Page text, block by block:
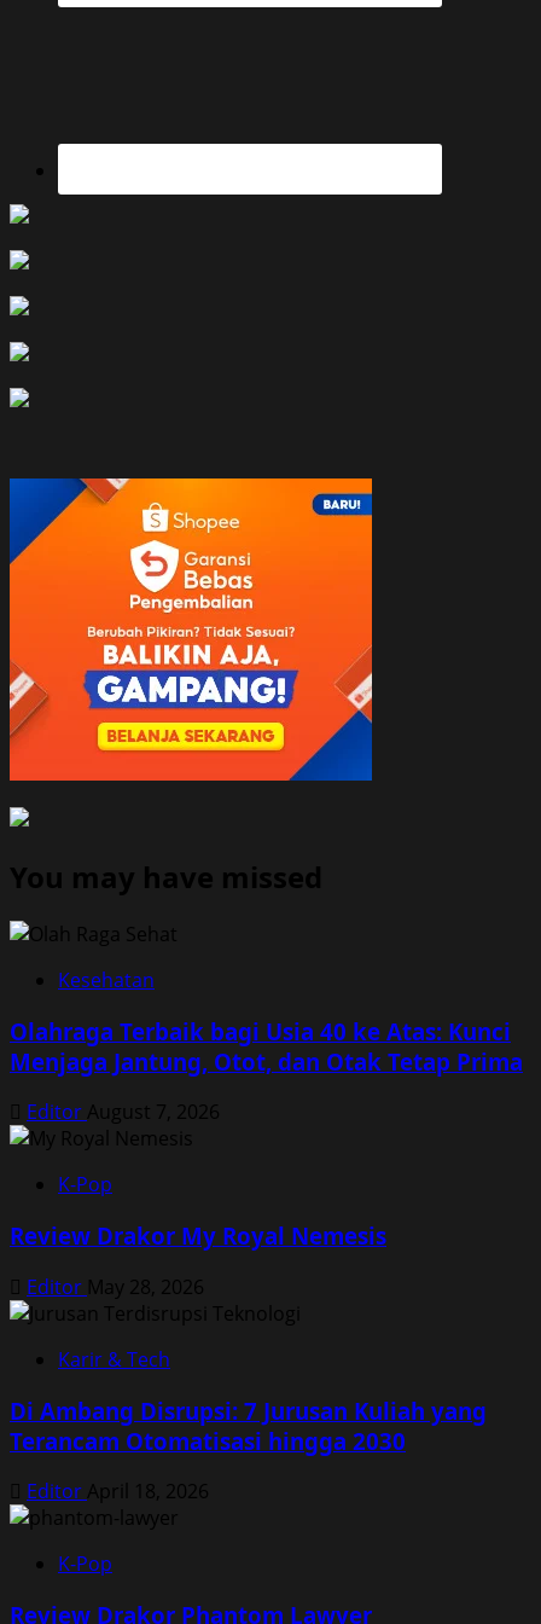
You may have missed
Kesehatan
Olahraga Terbaik bagi Usia 40 ke Atas: Kunci
Menjaga Jantung, Otot, dan Otak Tetap Prima
Editor August 7, 2026
K-Pop
Review Drakor My Royal Nemesis
Editor May 28, 2026
Karir & Tech
Di Ambang Disrupsi: 7 Jurusan Kuliah yang
Terancam Otomatisasi hingga 2030
Editor April 18, 2026
K-Pop
Review Drakor Phantom Lawyer